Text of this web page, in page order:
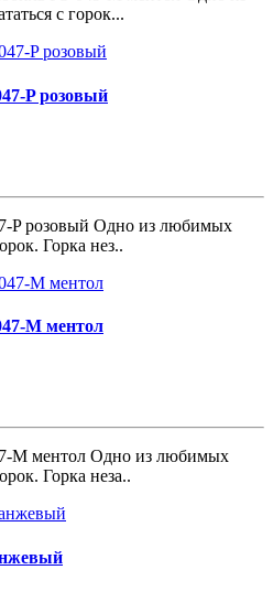
с горок...
P розовый
P розовый Одно из любимых
Горка нез..
М ментол
М ментол Одно из любимых
Горка неза..